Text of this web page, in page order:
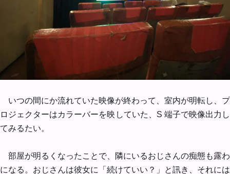
いつの間にか流れていた映像が終わって、室内が明転し、プ
ロジェクターはカラーバーを映していた、S 端子で映像出力し
てみるたい。
部屋が明るくなったことで、隣にいるおじさんの痴態も露わ
になる。おじさんは彼女に「続けていい？」と訊き、それには